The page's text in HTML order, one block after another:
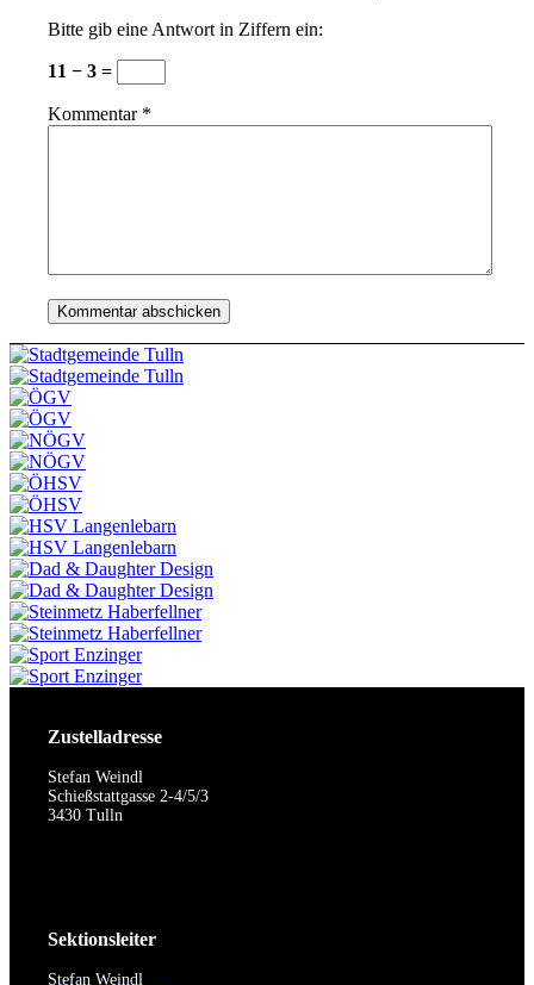
Bitte gib eine Antwort in Ziffern ein:
11 − 3 =
Kommentar *
Zustelladresse
Stefan Weindl
Schießstattgasse 2-4/5/3
3430 Tulln
Sektionsleiter
Stefan Weindl